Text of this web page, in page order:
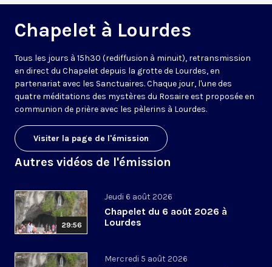
Chapelet à Lourdes
Tous les jours à 15h30 (rediffusion à minuit), retransmission
en direct du Chapelet depuis la grotte de Lourdes, en
partenariat avec les Sanctuaires. Chaque jour, l'une des
quatre méditations des mystères du Rosaire est proposée en
communion de prière avec les pèlerins à Lourdes.
Visiter la page de l'émission
Autres vidéos de l'émission
29:56
Jeudi 6 août 2026
Chapelet du 6 août 2026 à
Lourdes
Mercredi 5 août 2026